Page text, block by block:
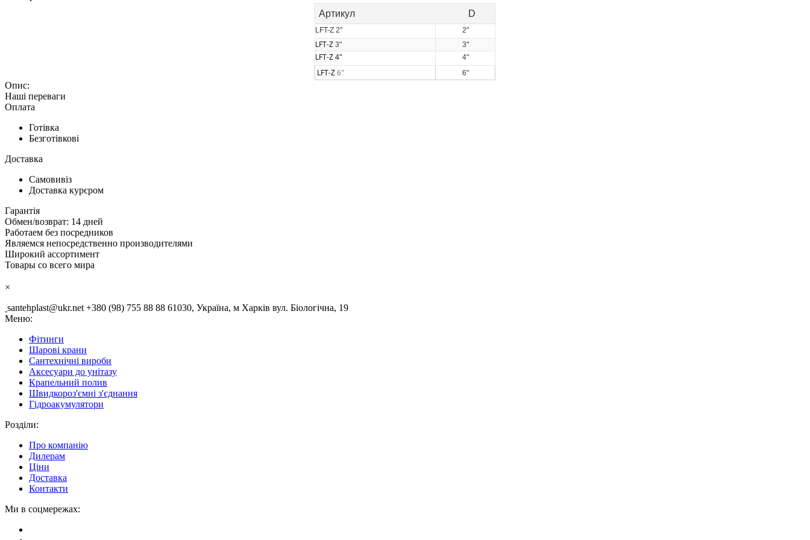
Артикул D
LFT-Z 2" 2"
LFT-Z 3" 3"
LFT-Z4" 4"
LFT-Z6" 6"
Наші переваги
Оплата
Готівка
Безготівкові
Доставка
Самовивіз
Доставка курєром
Гарантія
Обмен/возврат: 14 дней
Работаем без посредников
Являемся непосредственно производителями
Широкий ассортимент
Товары со всего мира
×
santehplast@ukr.net +380 (98) 755 88 88 61030, Україна, м Харків вул. Біологічна, 19
Меню:
Фітинги
Шарові крани
Сантехнічні вироби
Аксесуари до унітазу
Крапельний полив
Швидкороз'ємнi з'єднання
Гідроакумулятори
Розділи:
Про компанію
Дилерам
Ціни
Доставка
Контакти
Ми в соцмережах: